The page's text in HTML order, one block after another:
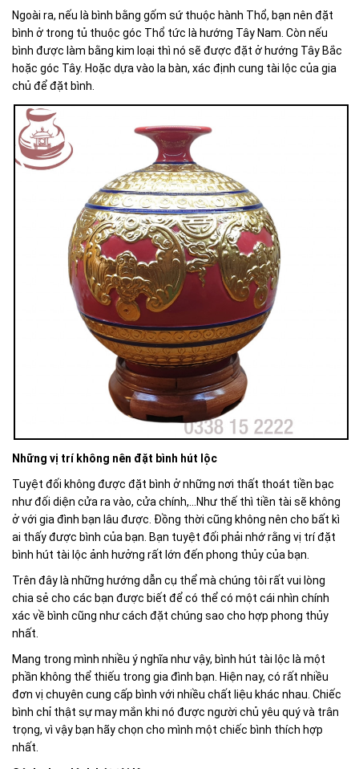
Ngoài ra, nếu là bình bằng gốm sứ thuộc hành Thổ, bạn nên đặt
bình ở trong tủ thuộc góc Thổ tức là hướng Tây Nam. Còn nếu
bình được làm bằng kim loại thì nó sẽ được đặt ở hướng Tây Bắc
hoặc góc Tây. Hoặc dựa vào la bàn, xác định cung tài lộc của gia
chủ để đặt bình.
Những vị trí không nên đặt bình hút lộc
Tuyệt đối không được đặt bình ở những nơi thất thoát tiền bạc
như đối diện cửa ra vào, cửa chính,…Như thế thì tiền tài sẽ không
ở với gia đình bạn lâu được. Đồng thời cũng không nên cho bất kì
ai thấy được bình của bạn. Bạn tuyệt đối phải nhớ rằng vị trí đặt
bình hút tài lộc ảnh hưởng rất lớn đến phong thủy của bạn.
Trên đây là những hướng dẫn cụ thể mà chúng tôi rất vui lòng
chia sẻ cho các bạn được biết để có thể có một cái nhìn chính
xác về bình cũng như cách đặt chúng sao cho hợp phong thủy
nhất.
Mang trong mình nhiều ý nghĩa như vậy, bình hút tài lộc là một
phần không thể thiếu trong gia đình bạn. Hiện nay, có rất nhiều
đơn vị chuyên cung cấp bình với nhiều chất liệu khác nhau. Chiếc
bình chỉ thật sự may mắn khi nó được người chủ yêu quý và trân
trọng, vì vậy bạn hãy chọn cho mình một chiếc bình thích hợp
nhất.